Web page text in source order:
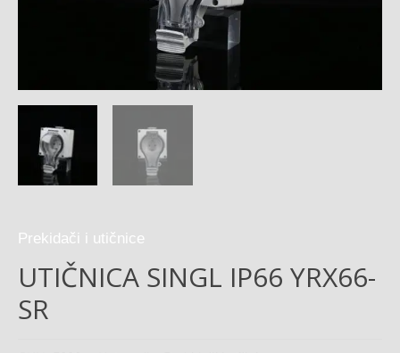
Prekidači i utičnice
UTIČNICA SINGL IP66 YRX66-
SR